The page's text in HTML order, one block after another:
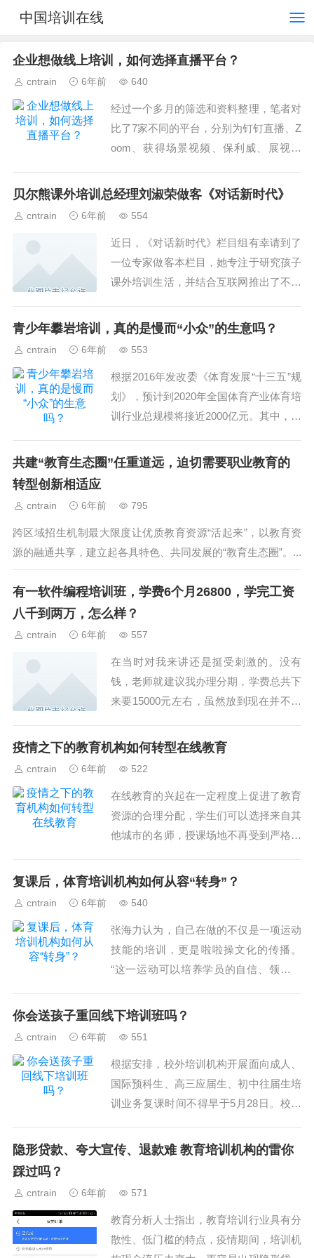
中国培训在线
企业想做线上培训，如何选择直播平台？
cntrain 6年前 640
经过一个多月的筛选和资料整理，笔者对
比了7家不同的平台，分别为钉钉直播、Z
oom、获得场景视频、保利威、展视互
比的过程展现给大家。...
贝尔熊课外培训总经理刘淑荣做客《对话新时代》
cntrain 6年前 554
近日，《对话新时代》栏目组有幸请到了
一位专家做客本栏目，她专注于研究孩子
课外培训生活，并结合互联网推出了不同
怀。...
青少年攀岩培训，真的是慢而“小众”的生意吗？
cntrain 6年前 553
根据2016年发改委《体育发展“十三五”规
划》，预计到2020年全国体育产业体育培
训行业总规模将接近2000亿元。其中，青
共建“教育生态圈”任重道远，迫切需要职业教育的
转型创新相适应
cntrain 6年前 795
跨区域招生机制最大限度让优质教育资源“活起来”，以教育资
源的融通共享，建立起各具特色、共同发展的“教育生态圈”。...
有一软件编程培训班，学费6个月26800，学完工资
八千到两万，怎么样？
cntrain 6年前 557
在当时对我来讲还是挺受刺激的。没有
钱，老师就建议我办理分期，学费总共下
来要15000元左右，虽然放到现在并不算
可是天价啊！...
疫情之下的教育机构如何转型在线教育
cntrain 6年前 522
在线教育的兴起在一定程度上促进了教育
资源的合理分配，学生们可以选择来自其
他城市的名师，授课场地不再受到严格限
复课后，体育培训机构如何从容“转身”？
cntrain 6年前 540
张海力认为，自己在做的不仅是一项运动
技能的培训，更是啦啦操文化的传播。
“这一运动可以培养学员的自信、领导力
你会送孩子重回线下培训班吗？
cntrain 6年前 551
根据安排，校外培训机构开展面向成人、
国际预科生、高三应届生、初中往届生培
训业务复课时间不得早于5月28日。校外
6月2日。...
隐形贷款、夸大宣传、退款难 教育培训机构的雷你
踩过吗？
cntrain 6年前 571
教育分析人士指出，教育培训行业具有分
散性、低门槛的特点，疫情期间，培训机